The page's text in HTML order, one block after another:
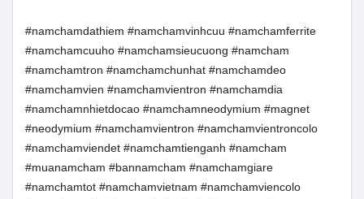
#namchamdathiem #namchamvinhcuu #namchamferrite
#namchamcuuho #namchamsieucuong #namcham
#namchamtron #namchamchunhat #namchamdeo
#namchamvien #namchamvientron #namchamdia
#namchamnhietdocao #namchamneodymium #magnet
#neodymium #namchamvientron #namchamvientroncolo
#namchamviendet #namchamtienganh #namcham
#muanamcham #bannamcham #namchamgiare
#namchamtot #namchamvietnam #namchamviencolo